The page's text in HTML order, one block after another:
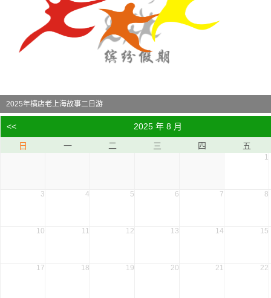
2025年横店老上海故事二日游
<<
2025 年 8 月
日
一 二 三 四 五
1
3 4 5 6 7 8
10 11 12 13 14 15
17 18 19 20 21 22